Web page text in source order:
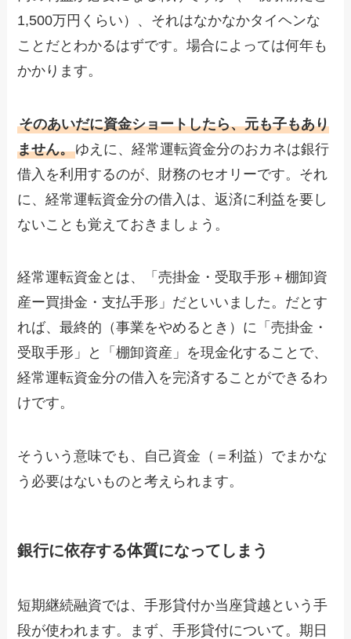
1,500万円くらい）、それはなかなかタイヘンな
ことだとわかるはずです。場合によっては何年も
かかります。
そのあいだに資金ショートしたら、元も子もあり
ません。ゆえに、経常運転資金分のおカネは銀行
借入を利用するのが、財務のセオリーです。それ
に、経常運転資金分の借入は、返済に利益を要し
ないことも覚えておきましょう。
経常運転資金とは、「売掛金・受取手形＋棚卸資
産ー買掛金・支払手形」だといいました。だとす
れば、最終的（事業をやめるとき）に「売掛金・
受取手形」と「棚卸資産」を現金化することで、
経常運転資金分の借入を完済することができるわ
けです。
そういう意味でも、自己資金（＝利益）でまかな
う必要はないものと考えられます。
銀行に依存する体質になってしまう
短期継続融資では、手形貸付か当座貸越という手
段が使われます。まず、手形貸付について。期日